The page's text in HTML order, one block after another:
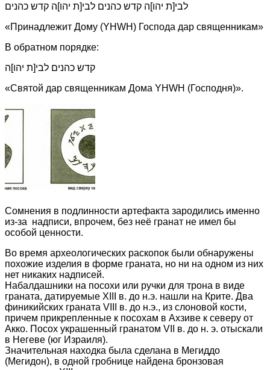
לבי[ת יהו]ה קדש כהנים לבי[ת יהו]ה קדש כהנים
«Принадлежит Дому (YHWH) Господа дар священникам»
В обратном порядке:
קדש כהנים לבי[ת יהו]ה
«Святой дар священникам Дома YHWH (Господня)».
Сомнения в подлинности артефакта зародились именно
из-за надписи, впрочем, без неё гранат не имел бы
особой ценности.
Во время археологических раскопок были обнаружены
похожие изделия в форме граната, но ни на одном из них
нет никаких надписей.
Набалдашники на посохи или ручки для трона в виде
граната, датируемые XIII в. до н.э. нашли на Крите. Два
финикийских граната VIII в. до н.э., из слоновой кости,
причем прикрепленные к посохам в Ахзиве к северу от
Акко. Посох украшенный гранатом VII в. до н. э. отыскали
в Негеве (юг Израиля).
Значительная находка была сделана в Мегиддо
(Мегидон), в одной гробнице найдена бронзовая